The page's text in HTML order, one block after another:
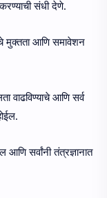
करण्याची संधी देणे.
मुक्तता आणि समावेशन
वाढविण्याचे आणि सर्व
सर्वांनी तंत्रज्ञानात